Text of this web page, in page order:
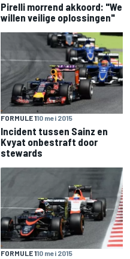
Pirelli morrend akkoord: "We
willen veilige oplossingen"
FORMULE 110 mei 2015
Incident tussen Sainz en
Kvyat onbestraft door
stewards
FORMULE 110 mei 2015